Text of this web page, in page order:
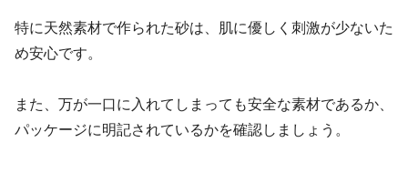
特に天然素材で作られた砂は、肌に優しく刺激が少ないた
め安心です。
また、万が一口に入れてしまっても安全な素材であるか、
パッケージに明記されているかを確認しましょう。